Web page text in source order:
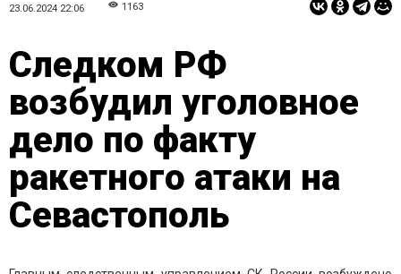
23.06.2024 22:06 1163
Следком РФ
возбудил уголовное
дело по факту
ракетного атаки на
Севастополь